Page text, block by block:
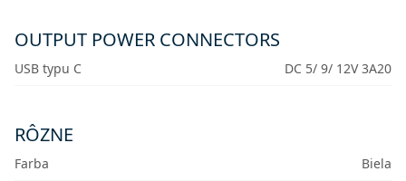
OUTPUT POWER CONNECTORS
USB typu C DC 5/ 9/ 12V 3A20
RÔZNE
Farba
Biela